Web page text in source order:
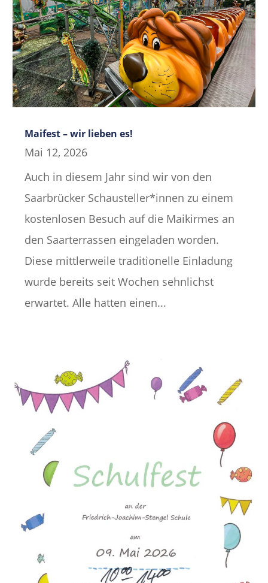
Maifest – wir lieben es!
Mai 12, 2026
Auch in diesem Jahr sind wir von den
Saarbrücker Schausteller*innen zu einem
kostenlosen Besuch auf die Maikirmes an
den Saarterrassen eingeladen worden.
Diese mittlerweile traditionelle Einladung
wurde bereits seit Wochen sehnlichst
erwartet. Alle hatten einen...